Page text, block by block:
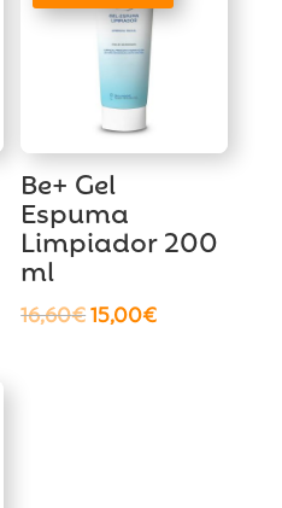
Be+ Gel
Espuma
Limpiador 200
ml
16,60€El
15,00€El